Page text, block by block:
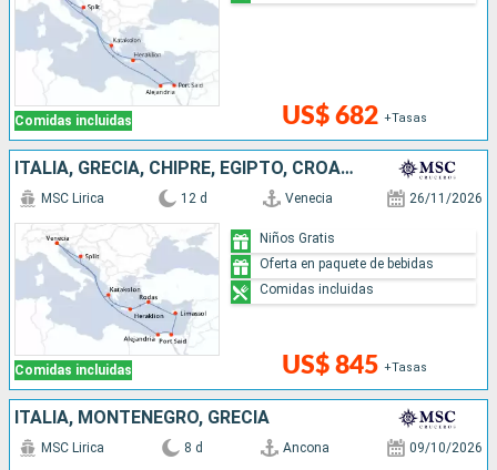
Comidas incluidas US$ 682 +Tasas
ITALIA, GRECIA, CHIPRE, EGIPTO, CROACIA
Comidas incluidas
MSC Lirica 12 d Venecia 26/11/2026
US$ 845 +Tasas
Niños Gratis
Oferta en paquete de bebidas
Comidas incluidas
ITALIA, MONTENEGRO, GRECIA
MSC Lirica 8 d Ancona 09/10/2026